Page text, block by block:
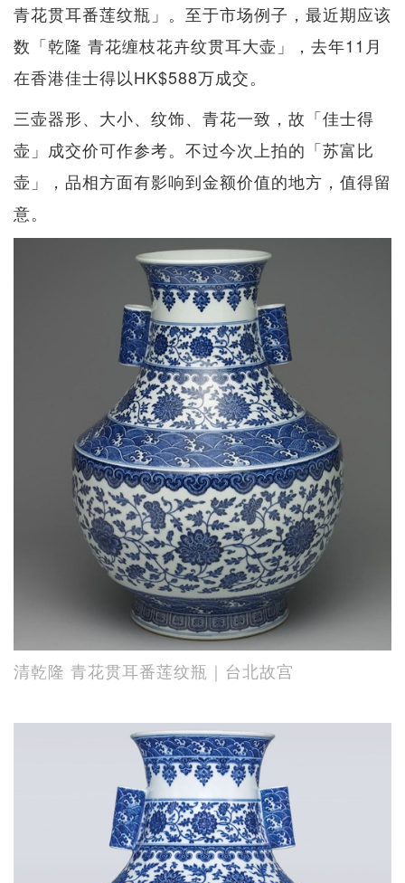
青花贯耳番莲纹瓶」。至于市场例子，最近期应该
数「乾隆 青花缠枝花卉纹贯耳大壶」，去年11月
在香港佳士得以HK$588万成交。
三壶器形、大小、纹饰、青花一致，故「佳士得
壶」成交价可作参考。不过今次上拍的「苏富比
壶」，品相方面有影响到金额价值的地方，值得留
意。
清乾隆 青花贯耳番莲纹瓶｜台北故宫